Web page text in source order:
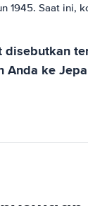
1945. Saat ini,
Anda ke